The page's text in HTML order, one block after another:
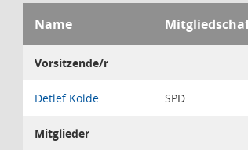
Name
Vorsitzende/r
Detlef Kolde SPD
Mitglieder